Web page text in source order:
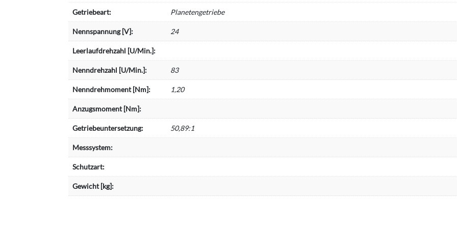
Getriebeart: Planetengetriebe
Nennspannung [V]: 24
Leerlaufdrehzahl [U/Min.]:
Nenndrehzahl [U/Min.]: 83
Nenndrehmoment [Nm]: 1,20
Anzugsmoment [Nm]:
Getriebeuntersetzung: 50,89:1
Messsystem:
Schutzart:
Gewicht [kg]: